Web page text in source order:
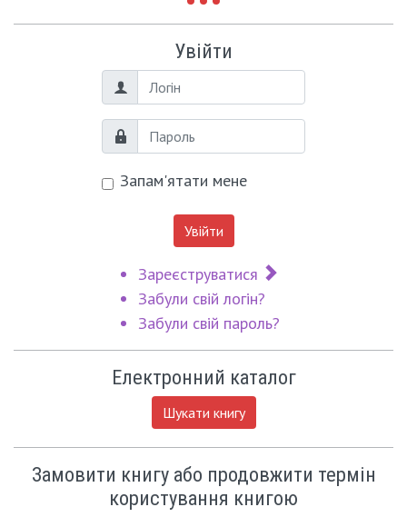
Увійти
Логін
Пароль
Запам'ятати мене
Увійти
Зареєструватися
Забули свій логін?
Забули свій пароль?
Електронний каталог
Шукати книгу
Замовити книгу або продовжити термін
користування книгою